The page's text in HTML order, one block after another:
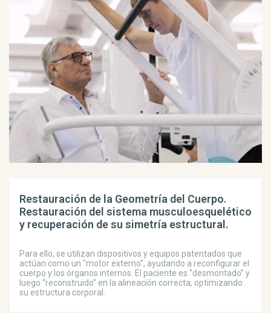
Restauración de la Geometría del Cuerpo.
Restauración del sistema musculoesquelético
y recuperación de su simetría estructural.
Para ello, se utilizan dispositivos y equipos patentados que
actúan como un "motor externo", ayudando a reconfigurar el
cuerpo y los órganos internos. El paciente es “desmontado” y
luego “reconstruido” en la alineación correcta, optimizando
su estructura corporal.